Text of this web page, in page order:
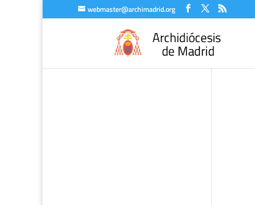
webmaster@archimadrid.org